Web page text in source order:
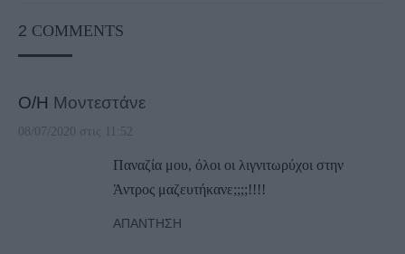
2 COMMENTS
Ο/Η Μοντεστάνε
08/07/2020 στις 11:52
Παναζία μου, όλοι οι λιγνιτωρύχοι στην
Άντρος μαζευτήκανε;;;;!!!!
ΑΠΆΝΤΗΣΗ